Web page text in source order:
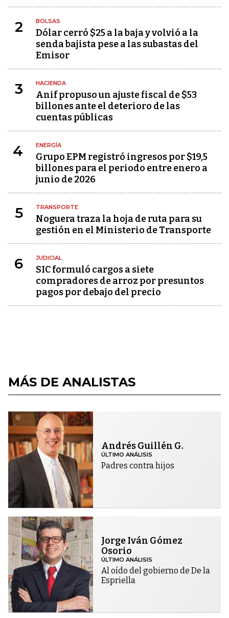
2 BOLSAS
Dólar cerró $25 a la baja y volvió a la
senda bajista pese a las subastas del
Emisor
3 HACIENDA
Anif propuso un ajuste fiscal de $53
billones ante el deterioro de las
cuentas públicas
4 ENERGÍA
Grupo EPM registró ingresos por $19,5
billones para el periodo entre enero a
junio de 2026
5 TRANSPORTE
Noguera traza la hoja de ruta para su
gestión en el Ministerio de Transporte
6 JUDICIAL
SIC formuló cargos a siete
compradores de arroz por presuntos
pagos por debajo del precio
MÁS DE ANALISTAS
Andrés Guillén G.
ÚLTIMO ANÁLISIS
Padres contra hijos
Jorge Iván Gómez
Osorio
ÚLTIMO ANÁLISIS
Al oído del gobierno de De la
Espriella